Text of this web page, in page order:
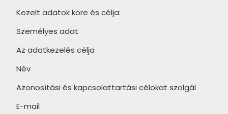
DOMINO Bonella termékcsalád
DOMINO Woodbrille termékcsalád
DOMINO Margot Blue termékcsalád
DOMINO Burano Green
termékcsalád
DOMINO Astri termékcsalád
MAINZU Travertine termékcsalád
MAINZU Via Augusta termékcsalád
UNDEFASA Diverso termékcsalád
CERSANIT Pine Wood termékcsalád
CERSANIT Finwood termékcsalád
CERSANIT Royalwood
Kezelt adatok köre és célja:
Személyes adat
Az adatkezelés célja
Név
Azonosítási és kapcsolattartási célokat szolgál
E-mail